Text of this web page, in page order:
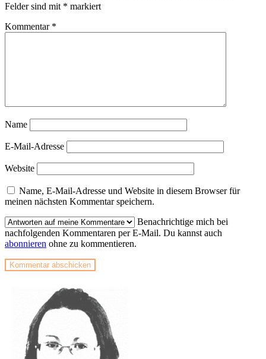
Felder sind mit * markiert
Kommentar *
Name
E-Mail-Adresse
Website
Name, E-Mail-Adresse und Website in diesem Browser für
meinen nächsten Kommentar speichern.
Benachrichtige mich bei
nachfolgenden Kommentaren per E-Mail. Du kannst auch
abonnieren ohne zu kommentieren.